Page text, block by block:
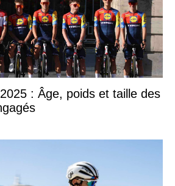
: Âge, poids et taille des